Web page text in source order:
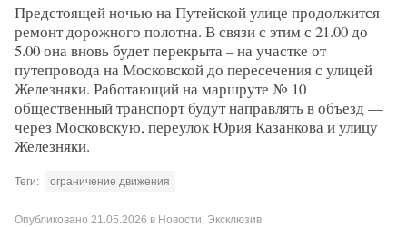
Предстоящей ночью на Путейской улице продолжится
ремонт дорожного полотна. В связи с этим с 21.00 до
5.00 она вновь будет перекрыта – на участке от
путепровода на Московской до пересечения с улицей
Железняки. Работающий на маршруте № 10
общественный транспорт будут направлять в объезд —
через Московскую, переулок Юрия Казанкова и улицу
Железняки.
Теги: ограничение движения
Опубликовано 21.05.2026 в Новости Эксклюзив